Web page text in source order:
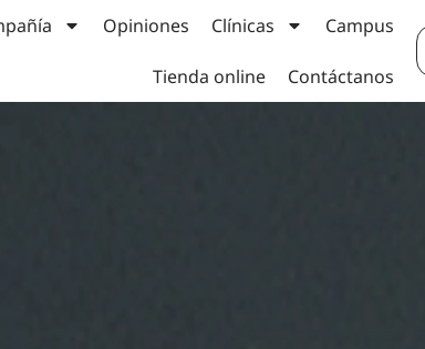
Opiniones Clínicas Campus
Tienda online Contáctanos